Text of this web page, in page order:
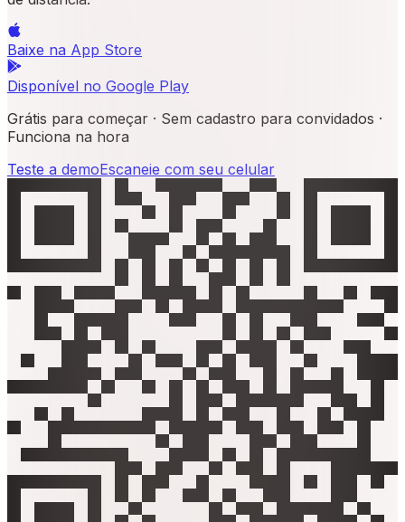
Baixe na App Store
Disponível no Google Play
Grátis para começar · Sem cadastro para convidados ·
Funciona na hora
Teste a demoEscaneie com seu celular